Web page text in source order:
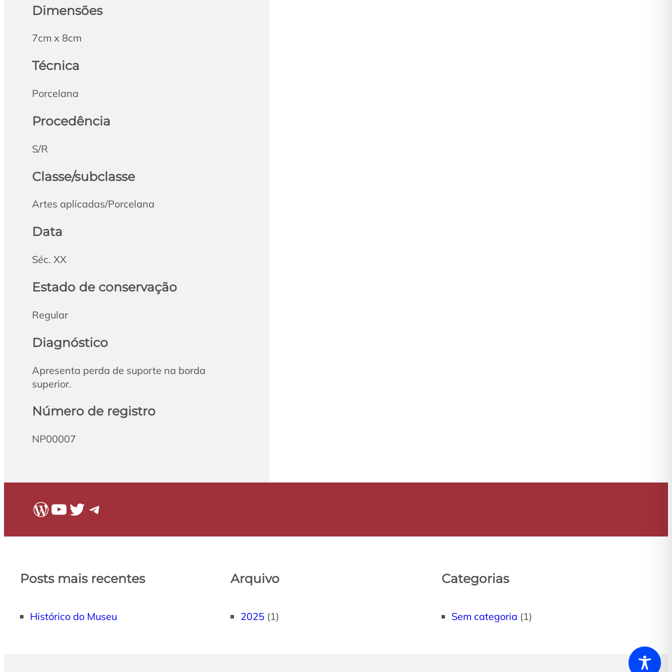
Dimensões
7cm x 8cm
Técnica
Porcelana
Procedência
S/R
Classe/subclasse
Artes aplicadas/Porcelana
Data
Séc. XX
Estado de conservação
Regular
Diagnóstico
Apresenta perda de suporte na borda
superior.
Número de registro
NP00007
WordPress
Youtube
Twitter
Telegram
Posts mais recentes
Histórico do Museu
Arquivo
2025 (1)
Categorias
Sem categoria (1)